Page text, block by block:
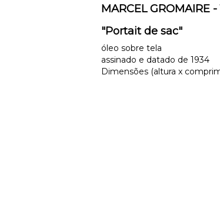
MARCEL GROMAIRE -
"Portait de sac"
óleo sobre tela
assinado e datado de 1934
Dimensões (altura x